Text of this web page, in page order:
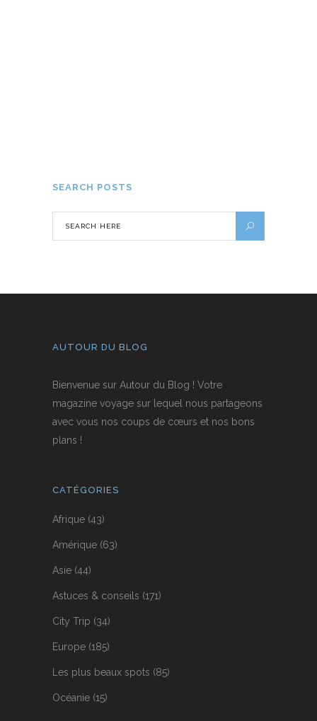
SEARCH POSTS
AUTOUR DU BLOG
Bienvenue sur Autour du Blog ! Votre
magazine voyage sur lequel nous partageons
avec vous nos coups de cœurs et nos bons
plans !
CATÉGORIES
Afrique (43)
Amérique (63)
Asie (44)
Astuces & conseils (171)
City Trip (34)
Europe (185)
Les plus beaux spots (85)
Océanie (15)